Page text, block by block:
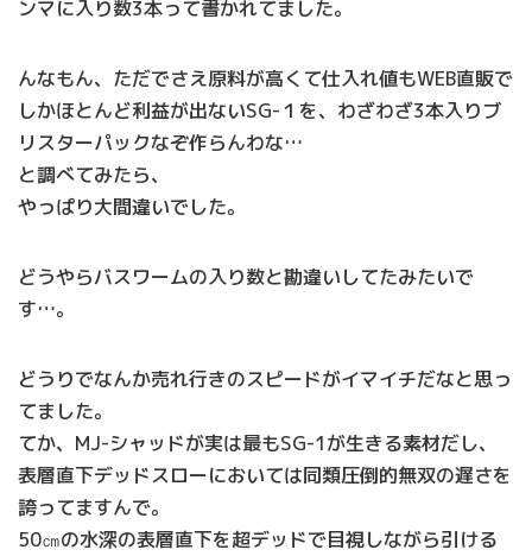
ンマに入り数3本って書かれてました。
んなもん、ただでさえ原料が高くて仕入れ値もWEB直販で
しかほとんど利益が出ないSG-１を、わざわざ3本入りブ
リスターパックなぞ作らんわな…
と調べてみたら、
やっぱり大間違いでした。
どうやらバスワームの入り数と勘違いしてたみたいで
す…。
どうりでなんか売れ行きのスピードがイマイチだなと思っ
てました。
てか、MJ-シャッドが実は最もSG-1が生きる素材だし、
表層直下デッドスローにおいては同類圧倒的無双の遅さを
誇ってますんで。
50㎝の水深の表層直下を超デッドで目視しながら引ける